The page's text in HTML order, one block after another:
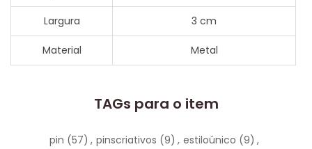
Largura 3 cm
Material Metal
TAGs para o item
pin (57) , pinscriativos (9) , estiloúnico (9) ,